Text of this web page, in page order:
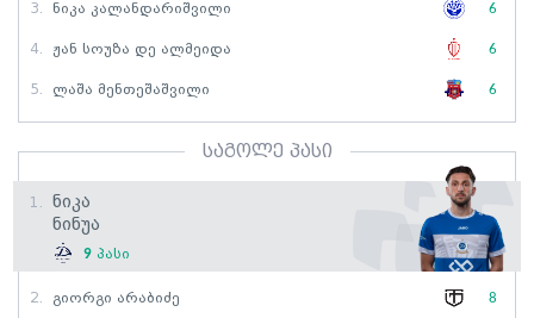
3. Ნიკა Კალანდარიშვილი 6
4. Ჟან Სოუზა Დე Ალმეიდა 6
5. Ლაშა Მენთეშაშვილი 6
საგოლე პასი
1.
Ნიკა
Ნინუა
9 პასი
2. Გიორგი Არაბიძე 8